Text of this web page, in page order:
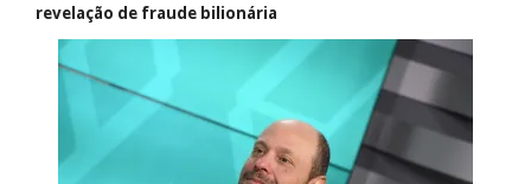
revelação de fraude bilionária